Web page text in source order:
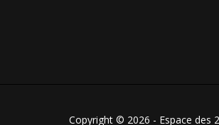
Copyright © 2026 - Espace des